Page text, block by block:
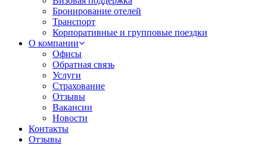
Бронирование отелей
Транспорт
Корпоративные и групповые поездки
О компании
Офисы
Обратная связь
Услуги
Страхование
Отзывы
Вакансии
Новости
Контакты
Отзывы